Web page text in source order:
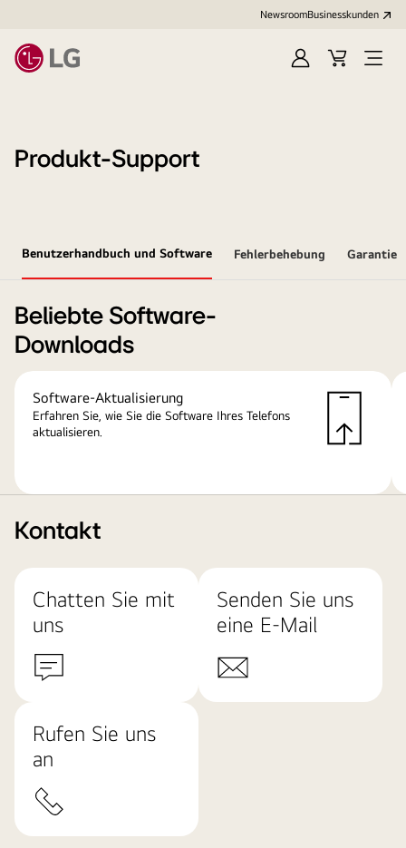
NewsroomBusinesskunden
AnmeldenWarenkorb
Menü
Produkt-Support
Benutzerhandbuch und Software Fehlerbehebung Garantie
Beliebte Software-
Downloads
Software-Aktualisierung
Erfahren Sie, wie Sie die Software Ihres Telefons
aktualisieren.
Kontakt
Chatten Sie mit
uns
Senden Sie uns
eine E-Mail
Rufen Sie uns
an